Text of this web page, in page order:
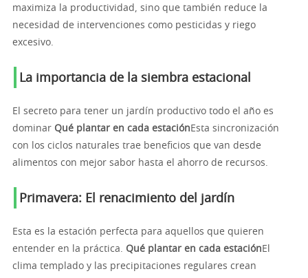
maximiza la productividad, sino que también reduce la
necesidad de intervenciones como pesticidas y riego
excesivo.
La importancia de la siembra estacional
El secreto para tener un jardín productivo todo el año es
dominar Qué plantar en cada estación Esta sincronización
con los ciclos naturales trae beneficios que van desde
alimentos con mejor sabor hasta el ahorro de recursos.
Primavera: El renacimiento del jardín
Esta es la estación perfecta para aquellos que quieren
entender en la práctica. Qué plantar en cada estación El
clima templado y las precipitaciones regulares crean